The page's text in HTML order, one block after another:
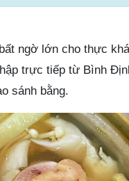
ngờ lớn cho thực
trực tiếp từ Bình
sánh bằng.